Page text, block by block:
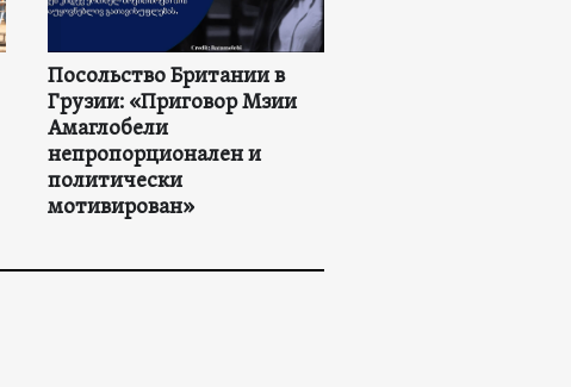
Посольство Британии в
Грузии: «Приговор Мзии
Амаглобели
непропорционален и
политически
мотивирован»